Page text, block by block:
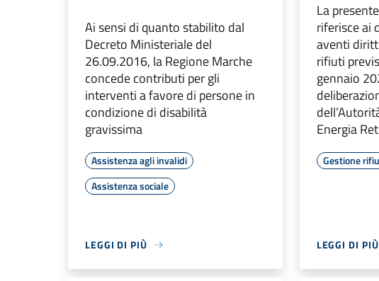
Ai sensi di quanto stabilito dal
Decreto Ministeriale del
26.09.2016, la Regione Marche
concede contributi per gli
interventi a favore di persone in
condizione di disabilità
gravissima
Assistenza agli invalidi
Assistenza sociale
LEGGI DI PIÙ
La
riferisce ai
aventi
rifiuti
gennaio
Energia
Gestione
LEGGI DI PIÙ